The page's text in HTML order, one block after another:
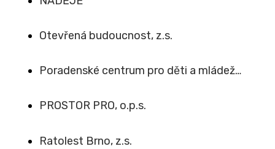
Otevřená budoucnost, z.s.
Poradenské centrum pro děti a mládež…
PROSTOR PRO, o.p.s.
Ratolest Brno, z.s.